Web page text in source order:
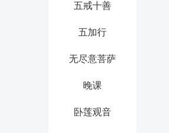
五戒十善
五加行
无尽意菩萨
晚课
卧莲观音